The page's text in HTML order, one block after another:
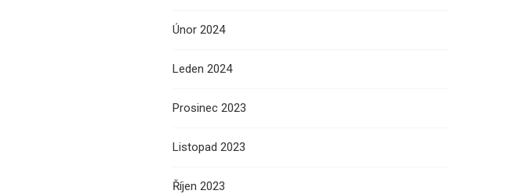
Únor 2024
Leden 2024
Prosinec 2023
Listopad 2023
Říjen 2023